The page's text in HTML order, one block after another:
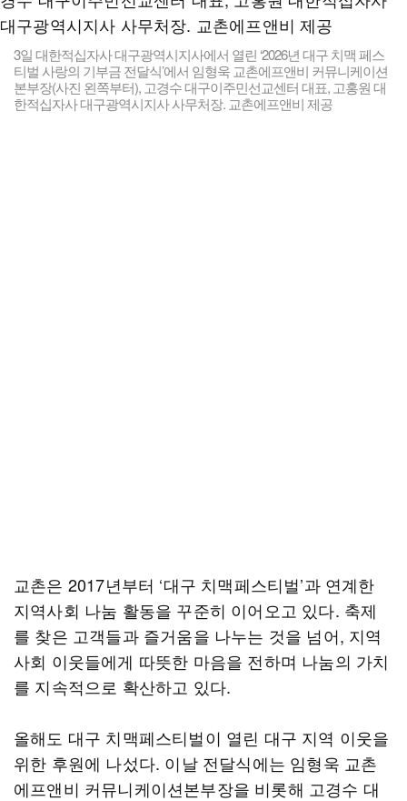
3일 대한적십자사 대구광역시지사에서 열린 ‘2026년 대구 치맥 페스
티벌 사랑의 기부금 전달식’에서 임형욱 교촌에프앤비 커뮤니케이션
본부장(사진 왼쪽부터), 고경수 대구이주민선교센터 대표, 고홍원 대
한적십자사 대구광역시지사 사무처장. 교촌에프앤비 제공
교촌은 2017년부터 ‘대구 치맥페스티벌’과 연계한
지역사회 나눔 활동을 꾸준히 이어오고 있다. 축제
를 찾은 고객들과 즐거움을 나누는 것을 넘어, 지역
사회 이웃들에게 따뜻한 마음을 전하며 나눔의 가치
를 지속적으로 확산하고 있다.
올해도 대구 치맥페스티벌이 열린 대구 지역 이웃을
위한 후원에 나섰다. 이날 전달식에는 임형욱 교촌
에프앤비 커뮤니케이션본부장을 비롯해 고경수 대